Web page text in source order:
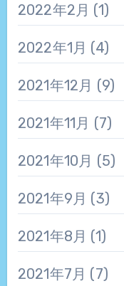
2022年2月 (1)
2022年1月 (4)
2021年12月 (9)
2021年11月 (7)
2021年10月 (5)
2021年9月 (3)
2021年8月 (1)
2021年7月 (7)